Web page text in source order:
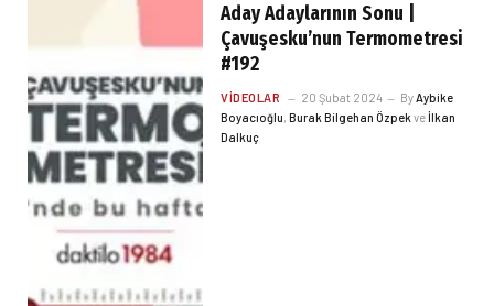
Aday Adaylarının Sonu |
Çavuşesku’nun Termometresi
#192
VIDEOLAR 20 Şubat 2024 By Aybike
Boyacıoğlu ,Burak Bilgehan Özpek veİlkan
Dalkuç